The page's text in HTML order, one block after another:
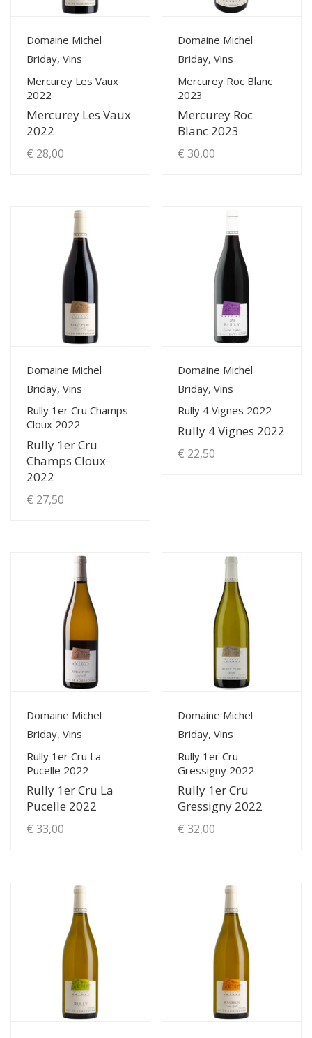
produit
View Details
Domaine Michel
Briday, Vins
Mercurey Les Vaux
2022
Mercurey Les Vaux
2022
€ 28,00
View Details
Domaine Michel
Briday, Vins
Mercurey Roc Blanc
2023
Mercurey Roc
Blanc 2023
€ 30,00
View Details
Domaine Michel
Briday, Vins
Rully 1er Cru Champs
Cloux 2022
Rully 1er Cru
Champs Cloux
2022
€ 27,50
View Details
Domaine Michel
Briday, Vins
Rully 4 Vignes 2022
Rully 4 Vignes 2022
€ 22,50
View Details
Domaine Michel
Briday, Vins
Rully 1er Cru La
Pucelle 2022
Rully 1er Cru La
Pucelle 2022
€ 33,00
View Details
Domaine Michel
Briday, Vins
Rully 1er Cru
Gressigny 2022
Rully 1er Cru
Gressigny 2022
€ 32,00